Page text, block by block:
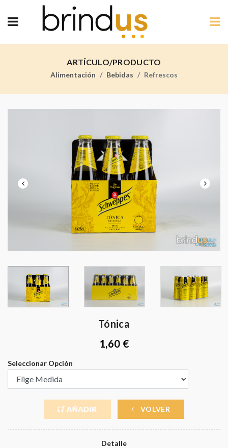
ARTÍCULO/PRODUCTO
Alimentación Bebidas Refrescos
Tónica
1,60 €
Seleccionar Opción
VOLVER
Detalle